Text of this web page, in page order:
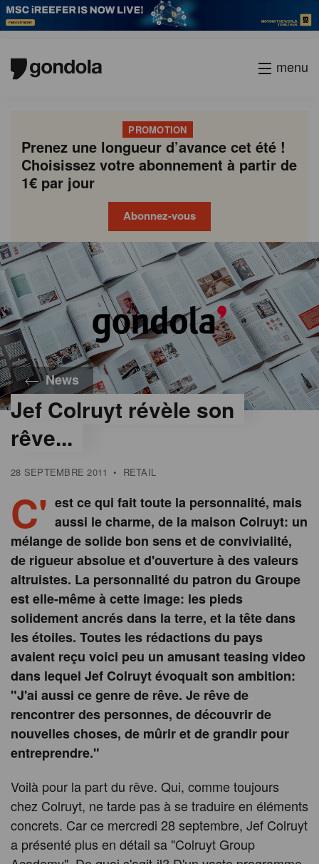
menu
PROMOTION
Prenez une longueur d’avance cet été !
Choisissez votre abonnement à partir de
1€ par jour
Abonnez-vous
News
Jef Colruyt révèle son
rêve...
28 SEPTEMBRE 2011 • RETAIL
C' est ce qui fait toute la personnalité, mais
aussi le charme, de la maison Colruyt: un
mélange de solide bon sens et de convivialité,
de rigueur absolue et d'ouverture à des valeurs
altruistes. La personnalité du patron du Groupe
est elle-même à cette image: les pieds
solidement ancrés dans la terre, et la tête dans
les étoiles. Toutes les rédactions du pays
avaient reçu voici peu un amusant teasing video
dans lequel Jef Colruyt évoquait son ambition:
"J'ai aussi ce genre de rêve. Je rêve de
rencontrer des personnes, de découvrir de
nouvelles choses, de mûrir et de grandir pour
entreprendre."
Voilà pour la part du rêve. Qui, comme toujours
chez Colruyt, ne tarde pas à se traduire en éléments
concrets. Car ce mercredi 28 septembre, Jef Colruyt
a présenté plus en détail sa "Colruyt Group
Gondola
academy
Gondola
society